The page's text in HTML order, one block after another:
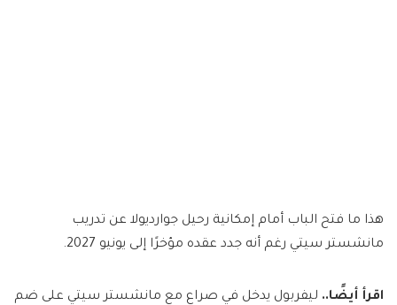
هذا ما فتح الباب أمام إمكانية رحيل جوارديولا عن تدريب
مانشستر سيتي رغم أنه جدد عقده مؤخرًا إلى يونيو 2027.
اقرأ أيضًا.. ليفربول يدخل في صراع مع مانشستر سيتي على ضم